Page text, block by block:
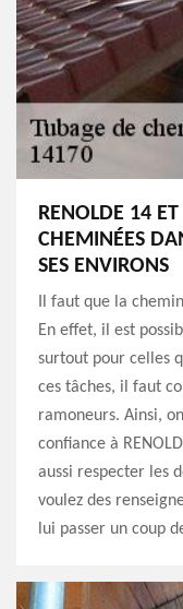
RENOLDE 14
CHEMINÉES
SES ENVIRONS
Il faut que la
En effet, il est
surtout pour celles
ces tâches, il faut
ramoneurs. Ainsi,
confiance à
aussi respecter les
voulez des
lui passer un coup